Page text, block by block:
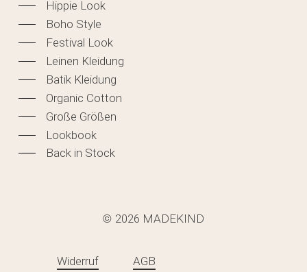
Hippie Look
Boho Style
Festival Look
Leinen Kleidung
Batik Kleidung
Organic Cotton
Große Größen
Lookbook
Back in Stock
© 2026 MADEKIND
Widerruf AGB